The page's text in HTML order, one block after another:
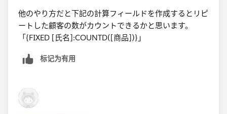
本日の日付を起点に置き、②の式を個別のカウントで
計算
他のやり方だと下記の計算フィールドを作成するとリピ
ートした顧客の数がカウントできるかと思います。
「{FIXED [氏名]:COUNTD([商品])}」
标记为有用